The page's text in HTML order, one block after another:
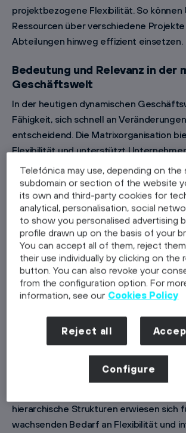
projektbezogene Flexibilität. So können
Ressourcen über verschiedene
Abteilungen hinweg effizient einsetzen.
Bedeutung und Relevanz in der
Geschäftswelt
In der heutigen dynamischen
Fähigkeit, sich schnell an
entscheidend. Die Matrixorganisation
Flexibilität und unterstützt
Innovationen voranzutreiben und die
Ressourcen zu optimieren. Indem sie die
bereichsübergreifende
hilft sie Unternehmen, wirksamer auf
Marktanforderungen zu reagieren und
Wettbewerbsvorteile zu sichern.
Grundlegende
Konzepte
Historische Entwicklung der
Matrixorganisation
Die Matrixorganisation entstand in den
als Unternehmen nach effizienteren
hierarchische Strukturen erwiesen sich
wachsenden Bedarf an Flexibilität und
Telefónica may use, depending on the
subdomain or section of the website
its own and third-party cookies for
analytical, personalisation, social
to show you personalised advertising
profile drawn up on the basis of your
You can accept all of them, reject
their use individually by clicking on the
button. You can also revoke your
from the configuration option. For
information, see our Cookies Policy
Reject all
Configure